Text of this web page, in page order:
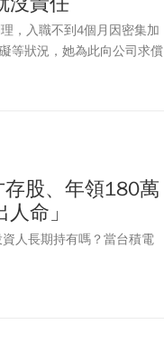
，入職不到4個月因密集加
等狀況，她為此向公司求償
，曾到波蘭研修，專精英
導，法院調查後指出，羅女
地布置、事後整理、主管透
時數。法官認定，羅女發病
上10點甚至凌晨才下班。
。
股、年領180萬
命」
人長期持有嗎？當台積電